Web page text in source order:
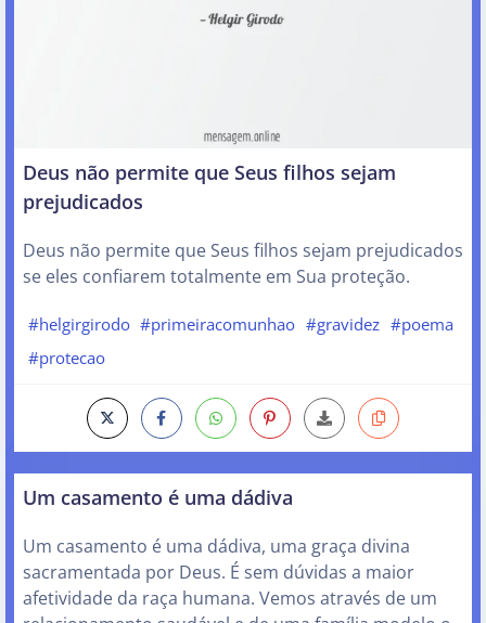
Deus não permite que Seus filhos sejam
prejudicados
Deus não permite que Seus filhos sejam prejudicados
se eles confiarem totalmente em Sua proteção.
#helgirgirodo #primeiracomunhao #gravidez #poema
#protecao
Um casamento é uma dádiva
Um casamento é uma dádiva, uma graça divina
sacramentada por Deus. É sem dúvidas a maior
afetividade da raça humana. Vemos através de um